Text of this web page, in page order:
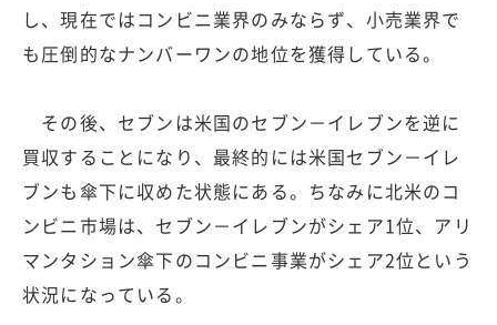
し、現在ではコンビニ業界のみならず、小売業界で
も圧倒的なナンバーワンの地位を獲得している。
その後、セブンは米国のセブン－イレブンを逆に
買収することになり、最終的には米国セブン－イレ
ブンも傘下に収めた状態にある。ちなみに北米のコ
ンビニ市場は、セブン－イレブンがシェア1位、アリ
マンタション傘下のコンビニ事業がシェア2位という
状況になっている。